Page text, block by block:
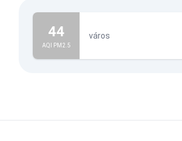
44
AQI PM2.5
város